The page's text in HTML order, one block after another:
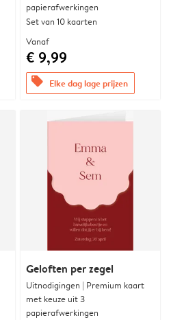
papierafwerkingen
Set van 10 kaarten
Vanaf
€ 9,99
offers Elke dag lage prijzen
Geloften per zegel
Uitnodigingen | Premium kaart
met keuze uit 3
papierafwerkingen